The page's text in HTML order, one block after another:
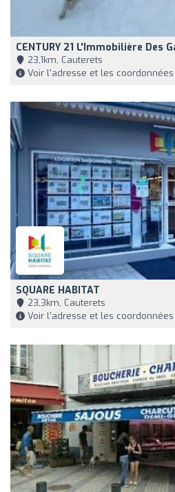
CENTURY 21 L'Immobilière Des
23,1km, Cauterets
Voir l'adresse et les coordonnées
SQUARE HABITAT
23,3km, Cauterets
Voir l'adresse et les coordonnées